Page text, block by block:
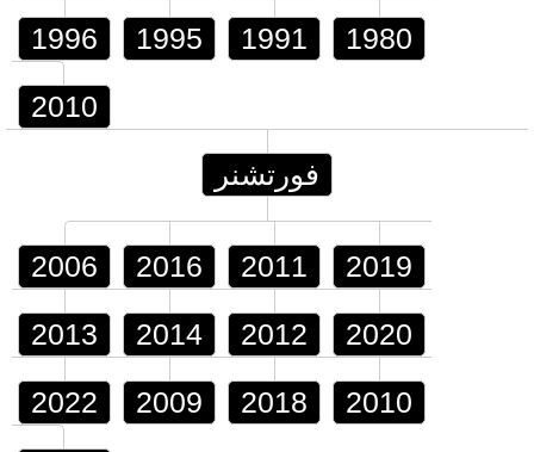
1996 1995 1991 1980
2010
فورتشنر
2006 2016 2011 2019
2013 2014 2012 2020
2022 2009 2018 2010